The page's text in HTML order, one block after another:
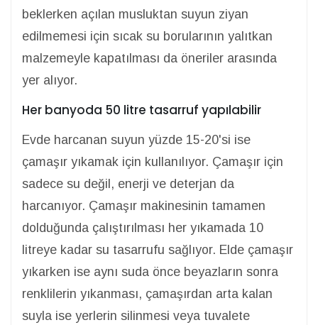
beklerken açılan musluktan suyun ziyan
edilmemesi için sıcak su borularının yalıtkan
malzemeyle kapatılması da öneriler arasında
yer alıyor.
Her banyoda 50 litre tasarruf yapılabilir
Evde harcanan suyun yüzde 15-20'si ise
çamaşır yıkamak için kullanılıyor. Çamaşır için
sadece su değil, enerji ve deterjan da
harcanıyor. Çamaşır makinesinin tamamen
dolduğunda çalıştırılması her yıkamada 10
litreye kadar su tasarrufu sağlıyor. Elde çamaşır
yıkarken ise aynı suda önce beyazların sonra
renklilerin yıkanması, çamaşırdan arta kalan
suyla ise yerlerin silinmesi veya tuvalete